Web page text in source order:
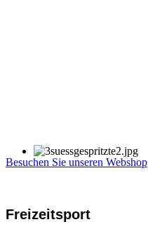
Besuchen Sie unseren Webshop
Freizeitsport